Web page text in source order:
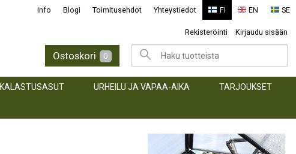
FI EN SE
Info Blogi Toimitusehdot Yhteystiedot
Rekisteröinti Kirjaudu sisään
Ostoskori 0
KALASTUSASUT URHEILU JA VAPAA-AIKA TARJOUKSET